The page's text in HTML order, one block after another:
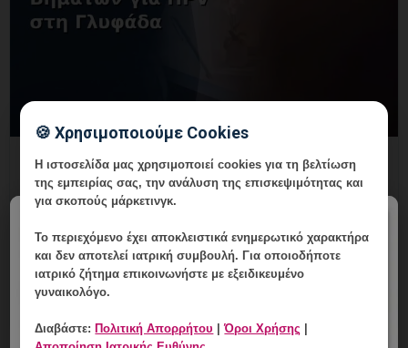
Εξατομικευμένο Πλάνο Επόμενων
Βημάτων για HPV στη Γλυφάδα
Εξατομικευμένο Πλάνο Επόμενων Βημάτων για HPV
στη Γλυφάδα: εξατομικευμένη γυναικολογική
αξιολόγηση, σαφές πλάνο παρακολούθησης και
🍪 Χρησιμοποιούμε Cookies
Η ιστοσελίδα μας χρησιμοποιεί cookies για τη βελτίωση
της εμπειρίας σας, την ανάλυση της επισκεψιμότητας και
για σκοπούς μάρκετινγκ.
Το περιεχόμενο έχειαποκλειστικά ενημερωτικό χαρακτήρα
και δεν αποτελεί ιατρική συμβουλή. Για οποιοδήποτε
ιατρικό ζήτημα επικοινωνήστε με εξειδικευμένο
γυναικολόγο.
Διαβάστε:Πολιτική Απορρήτου |Όροι Χρήσης |